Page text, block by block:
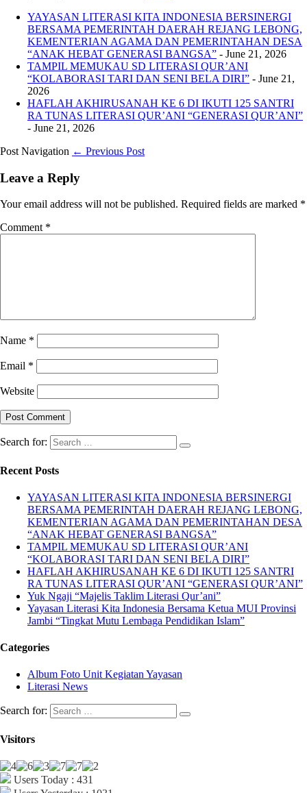
YAYASAN LITERASI KITA INDONESIA BERSINERGI
BERSAMA PEMERINTAH DAERAH REJANG LEBONG,
KEMENTERIAN AGAMA DAN PEMERINTAHAN DESA
“ANAK HEBAT GENERASI BANGSA” - June 21, 2026
TAMPIL MEMUKAU SD LITERASI QUR’ANI
“KOLABORASI TARI DAN SENI BELA DIRI” - June 21,
2026
HAFLAH AKHIRUSANAH KE 6 DI IKUTI 125 SANTRI
RA TUNAS LITERASI QUR’ANI “GENERASI QUR’ANI”
- June 21, 2026
Post Navigation ← Previous Post
Leave a Reply
Your email address will not be published. Required fields are marked *
Comment *
Name *
Email *
Website
Search for:
Recent Posts
YAYASAN LITERASI KITA INDONESIA BERSINERGI
BERSAMA PEMERINTAH DAERAH REJANG LEBONG,
KEMENTERIAN AGAMA DAN PEMERINTAHAN DESA
“ANAK HEBAT GENERASI BANGSA”
TAMPIL MEMUKAU SD LITERASI QUR’ANI
“KOLABORASI TARI DAN SENI BELA DIRI”
HAFLAH AKHIRUSANAH KE 6 DI IKUTI 125 SANTRI
RA TUNAS LITERASI QUR’ANI “GENERASI QUR’ANI”
Yuk Ngaji “Majelis Taklim Literasi Qur’ani”
Yayasan Literasi Kita Indonesia Bersama Ketua MUI Provinsi
Jambi “Tingkat Mutu Lembaga Pendidikan Islam”
Categories
Album Foto Unit Kegiatan Yayasan
Literasi News
Search for:
Visitors
Users Today : 431